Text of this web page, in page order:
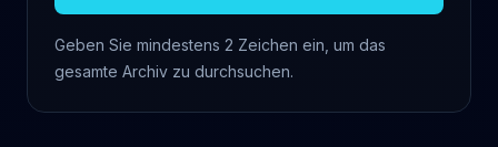
Geben Sie mindestens 2 Zeichen ein, um das
gesamte Archiv zu durchsuchen.